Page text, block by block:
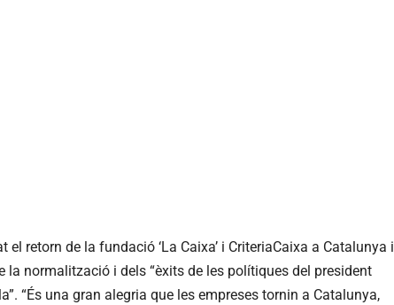
el retorn de la fundació ‘La Caixa’ i CriteriaCaixa a Catalunya i
la normalització i dels “èxits de les polítiques del president
“És una gran alegria que les empreses tornin a Catalunya,